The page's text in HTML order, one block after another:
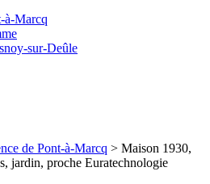
à-Marcq
sur-Deûle
de Pont-à-Marcq > Maison 1930,
jardin, proche Euratechnologie